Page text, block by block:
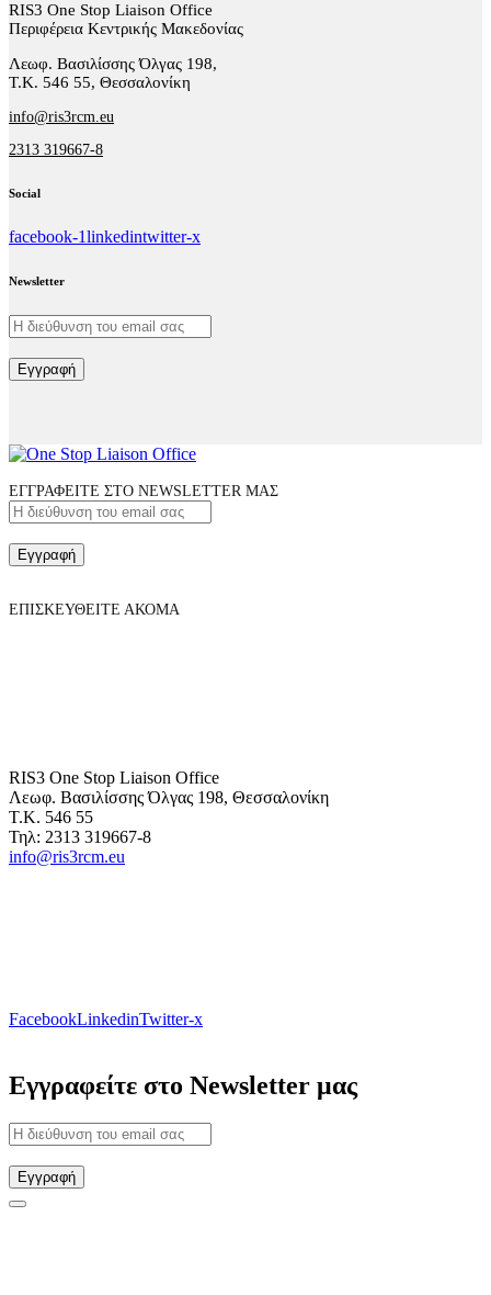
RIS3 One Stop Liaison Office
Περιφέρεια Κεντρικής Μακεδονίας
Λεωφ. Βασιλίσσης Όλγας 198,
Τ.Κ. 546 55, Θεσσαλονίκη
info@ris3rcm.eu
2313 319667-8
Social
facebook-1linkedintwitter-x
Newsletter
Εγγραφή
ΕΓΓΡΑΦΕΙΤΕ ΣΤΟ NEWSLETTER ΜΑΣ
Εγγραφή
ΕΠΙΣΚΕΥΘΕΙΤΕ ΑΚΟΜΑ
RIS3 One Stop Liaison Office
Λεωφ. Βασιλίσσης Όλγας 198, Θεσσαλονίκη
Τ.Κ. 546 55
Τηλ: 2313 319667-8
info@ris3rcm.eu
FacebookLinkedinTwitter-x
Εγγραφείτε στο Newsletter μας
Εγγραφή